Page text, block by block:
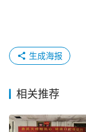
生成海报
相关推荐